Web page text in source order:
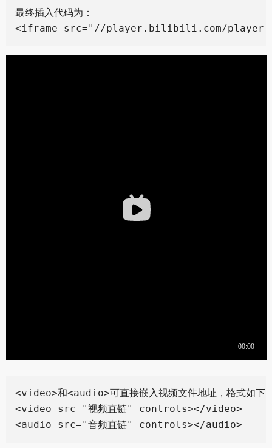
最终插入代码为：
<video>和<audio>可直接嵌入视频文件地址，格式如下
<video src="视频直链" controls></video>